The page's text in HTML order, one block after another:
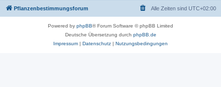
Pflanzenbestimmungsforum Alle Zeiten sind UTC+02:00
Powered by phpBB® Forum Software © phpBB Limited
Deutsche Übersetzung durch phpBB.de
Impressum | Datenschutz | Nutzungsbedingungen